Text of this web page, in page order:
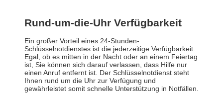
Rund-um-die-Uhr Verfügbarkeit
Ein großer Vorteil eines 24-Stunden-
Schlüsselnotdienstes ist die jederzeitige Verfügbarkeit.
Egal, ob es mitten in der Nacht oder an einem Feiertag
ist, Sie können sich darauf verlassen, dass Hilfe nur
einen Anruf entfernt ist. Der Schlüsselnotdienst steht
Ihnen rund um die Uhr zur Verfügung und
gewährleistet somit schnelle Unterstützung in Notfällen.